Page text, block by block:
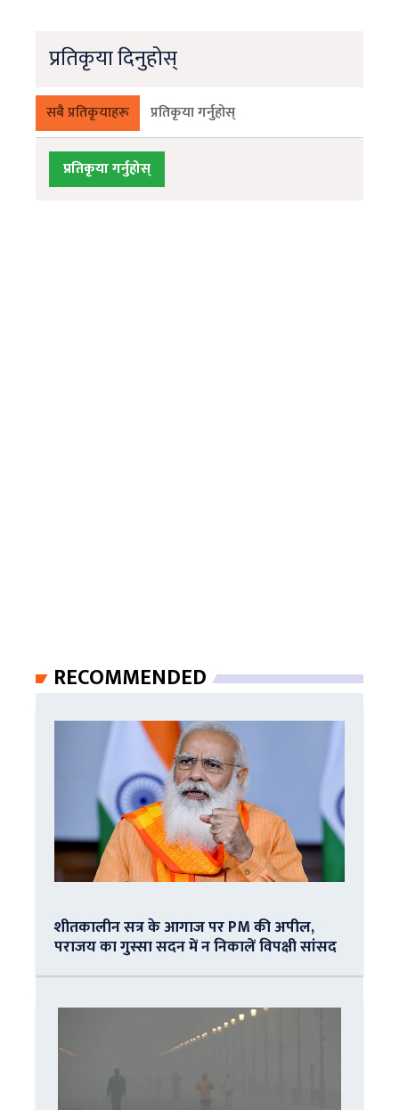
प्रतिकृया दिनुहोस्
सबै प्रतिकृयाहरू प्रतिकृया गर्नुहोस्
प्रतिकृया गर्नुहोस्
RECOMMENDED
शीतकालीन सत्र के आगाज पर PM की अपील,
पराजय का गुस्सा सदन में न निकालें विपक्षी सांसद